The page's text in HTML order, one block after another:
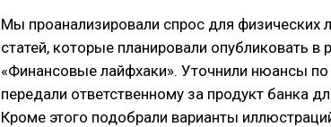
Мы проанализировали спрос для физических
статей, которые планировали опубликовать в
«Финансовые лайфхаки». Уточнили нюансы по
передали ответственному за продукт банка
Кроме этого подобрали варианты